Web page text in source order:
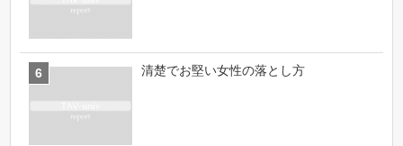
清楚でお堅い女性の落とし方